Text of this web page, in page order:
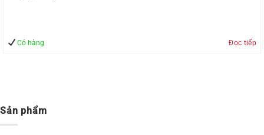
Chính sách Mua hàng và Bảo hành